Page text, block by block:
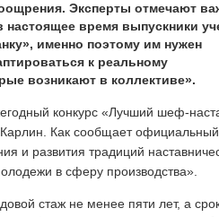
Эксперты отмечают
настоящее время выпускники
именно поэтому им нужен
к реальному
возникают в коллективе».
конкурс «Лучший шеф-
Как сообщает
и развития традиций
в сферу производства».
стаж не менее пяти лет, а